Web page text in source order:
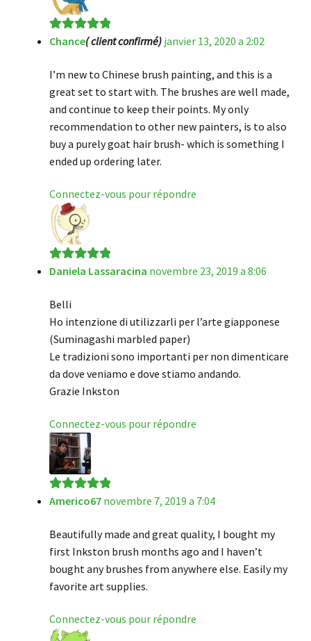
Note5sur 5
Chance( client confirmé) janvier 13, 2020 a 2:02
I’m new to Chinese brush painting, and this is a
great set to start with. The brushes are well made,
and continue to keep their points. My only
recommendation to other new painters, is to also
buy a purely goat hair brush- which is something I
ended up ordering later.
Connectez-vous pour répondre
Note5sur 5
Daniela Lassaracina novembre 23, 2019 a 8:06
Belli
Ho intenzione di utilizzarli per l’arte giapponese
(Suminagashi marbled paper)
Le tradizioni sono importanti per non dimenticare
da dove veniamo e dove stiamo andando.
Grazie Inkston
Connectez-vous pour répondre
Note5sur 5
Americo67 novembre 7, 2019 a 7:04
Beautifully made and great quality, I bought my
first Inkston brush months ago and I haven’t
bought any brushes from anywhere else. Easily my
favorite art supplies.
Connectez-vous pour répondre